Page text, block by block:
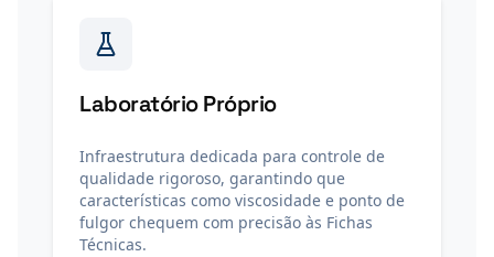
Laboratório Próprio
Infraestrutura dedicada para controle de
qualidade rigoroso, garantindo que
características como viscosidade e ponto de
fulgor chequem com precisão às Fichas
Técnicas.